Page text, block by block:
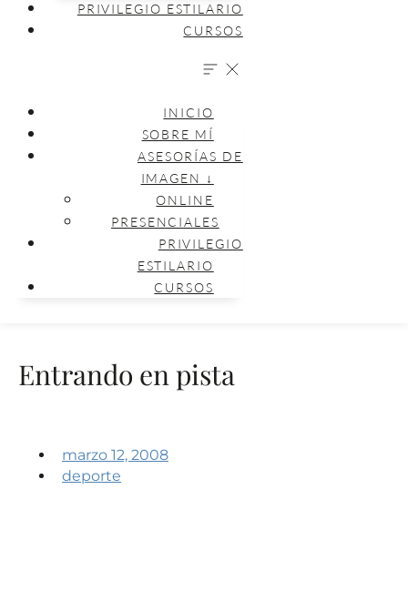
PRIVILEGIO ESTILARIO
CURSOS
INICIO
SOBRE MÍ
ASESORÍAS DE
IMAGEN ↓
ONLINE
PRESENCIALES
PRIVILEGIO
ESTILARIO
CURSOS
Entrando en pista
marzo 12, 2008
deporte